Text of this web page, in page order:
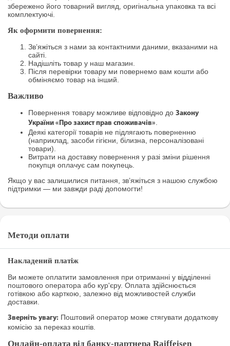
збережено його товарний вигляд, оригінальна упаковка та всі
комплектуючі.
Як оформити повернення:
Зв’яжіться з нами за контактними даними, вказаними на
сайті.
Надішліть товар у наш магазин.
Після перевірки товару ми повернемо вам кошти або
обміняємо товар на інший.
Важливо
Повернення товару можливе відповідно до Закону
України «Про захист прав споживачів».
Деякі категорії товарів не підлягають поверненню
(наприклад, засоби гігієни, білизна, персоналізовані
товари).
Витрати на доставку повернення у разі зміни рішення
покупця оплачує сам покупець.
Якщо у вас залишилися питання, зв’яжіться з нашою службою
підтримки — ми завжди раді допомогти!
Методи оплати
Накладений платіж
Ви можете оплатити замовлення при отриманні у відділенні
поштового оператора або кур'єру. Оплата здійснюється
готівкою або карткою, залежно від можливостей служби
доставки.
Зверніть увагу: Поштовий оператор може стягувати додаткову
комісію за переказ коштів.
Онлайн-оплата від банку-партнера Raiffeisen